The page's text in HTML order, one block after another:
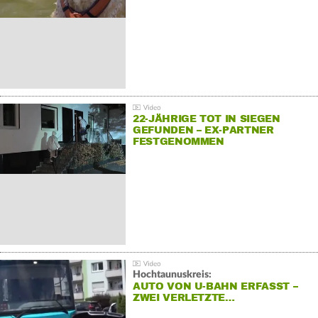
22-JÄHRIGE TOT IN SIEGEN
GEFUNDEN – EX-PARTNER
FESTGENOMMEN
Hochtaunuskreis:
AUTO VON U-BAHN ERFASST –
ZWEI VERLETZTE…